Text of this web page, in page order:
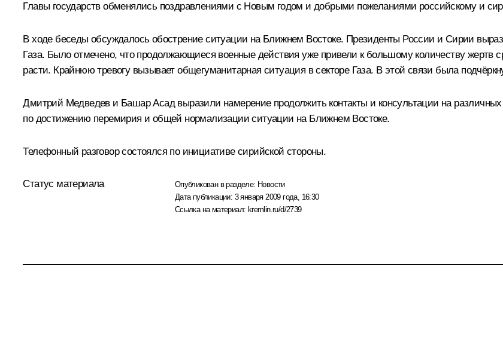
Главы государств обменялись поздравлениями с Новым годом и добрыми пожеланиями российскому и
В ходе беседы обсуждалось обострение ситуации на Ближнем Востоке. Президенты России и Сирии
Газа. Было отмечено, что продолжающиеся военные действия уже привели к большому количеству жертв
расти. Крайнюю тревогу вызывает общегуманитарная ситуация в секторе Газа. В этой связи была
Дмитрий Медведев и Башар Асад выразили намерение продолжить контакты и консультации на
по достижению перемирия и общей нормализации ситуации на Ближнем Востоке.
Телефонный разговор состоялся по инициативе сирийской стороны.
Статус материала Опубликован в разделе: Новости
Дата публикации: 3 января 2009 года, 16:30
Ссылка на материал: kremlin.ru/d/2739